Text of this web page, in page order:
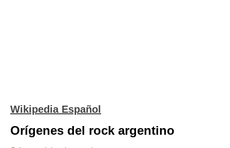
Wikipedia Español
Orígenes del rock argentino